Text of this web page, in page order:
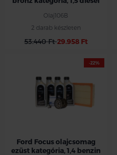
Olaj106B
2 darab készleten
53.440 Ft29.958 Ft
-22%
Ford Focus olajcsomag
ezüst kategória, 1,4 benzin